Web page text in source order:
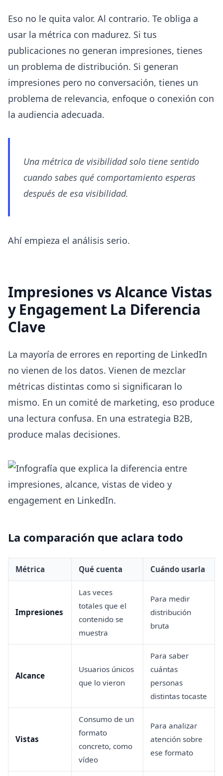
Eso no le quita valor. Al contrario. Te obliga a
usar la métrica con madurez. Si tus
publicaciones no generan impresiones, tienes
un problema de distribución. Si generan
impresiones pero no conversación, tienes un
problema de relevancia, enfoque o conexión con
la audiencia adecuada.
Una métrica de visibilidad solo tiene sentido
cuando sabes qué comportamiento esperas
después de esa visibilidad.
Ahí empieza el análisis serio.
Impresiones vs Alcance Vistas
y Engagement La Diferencia
Clave
La mayoría de errores en reporting de LinkedIn
no vienen de los datos. Vienen de mezclar
métricas distintas como si significaran lo
mismo. En un comité de marketing, eso produce
una lectura confusa. En una estrategia B2B,
produce malas decisiones.
La comparación que aclara todo
Métrica Qué cuenta Cuándo usarla
Impresiones
Las veces
totales que el
contenido se
muestra
Para medir
distribución
bruta
Alcance
Usuarios únicos
que lo vieron
Para saber
cuántas
personas
distintas tocaste
Vistas
Consumo de un
formato
concreto, como
vídeo
Para analizar
atención sobre
ese formato